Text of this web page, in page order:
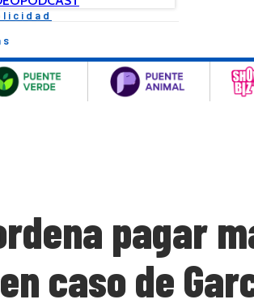
pagar
caso de